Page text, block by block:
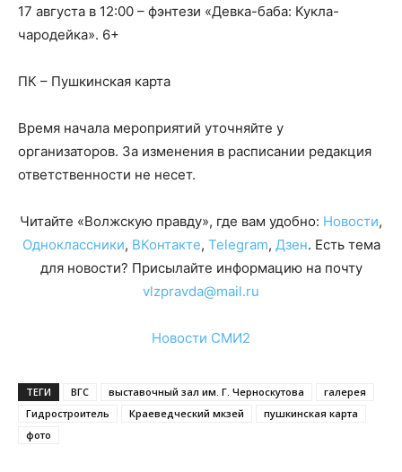
17 августа в 12:00 – фэнтези «Девка-баба: Кукла-
чародейка». 6+
ПК – Пушкинская карта
Время начала мероприятий уточняйте у
организаторов. За изменения в расписании редакция
ответственности не несет.
Читайте «Волжскую правду», где вам удобно: Новости,
Одноклассники, ВКонтакте, Telegram, Дзен. Есть тема
для новости? Присылайте информацию на почту
vlzpravda@mail.ru
Новости СМИ2
ТЕГИ ВГС выставочный зал им. Г. Черноскутова
галерея
Гидростроитель
Краеведческий мкзей
пушкинская карта
фото